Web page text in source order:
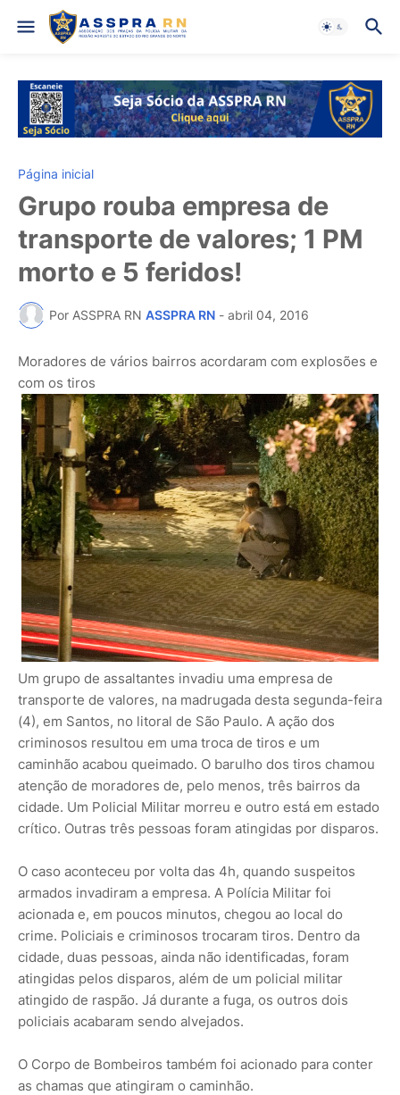
Página inicial
Grupo rouba empresa de
transporte de valores; 1 PM
morto e 5 feridos!
Por ASSPRA RN ASSPRA RN - abril 04, 2016
Moradores de vários bairros acordaram com explosões e
com os tiros
Um grupo de assaltantes invadiu uma empresa de
transporte de valores, na madrugada desta segunda-feira
(4), em Santos, no litoral de São Paulo. A ação dos
criminosos resultou em uma troca de tiros e um
caminhão acabou queimado. O barulho dos tiros chamou
atenção de moradores de, pelo menos, três bairros da
cidade. Um Policial Militar morreu e outro está em estado
crítico. Outras três pessoas foram atingidas por disparos.
O caso aconteceu por volta das 4h, quando suspeitos
armados invadiram a empresa. A Polícia Militar foi
acionada e, em poucos minutos, chegou ao local do
crime. Policiais e criminosos trocaram tiros. Dentro da
cidade, duas pessoas, ainda não identificadas, foram
atingidas pelos disparos, além de um policial militar
atingido de raspão. Já durante a fuga, os outros dois
policiais acabaram sendo alvejados.
O Corpo de Bombeiros também foi acionado para conter
as chamas que atingiram o caminhão.